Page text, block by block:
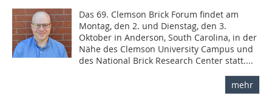
Das 69. Clemson Brick Forum findet am
Montag, den 2. und Dienstag, den 3.
Oktober in Anderson, South Carolina, in der
Nähe des Clemson University Campus und
des National Brick Research Center statt....
mehr